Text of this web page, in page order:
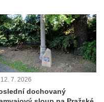
v
v
12. 7. 2026
dochovaný